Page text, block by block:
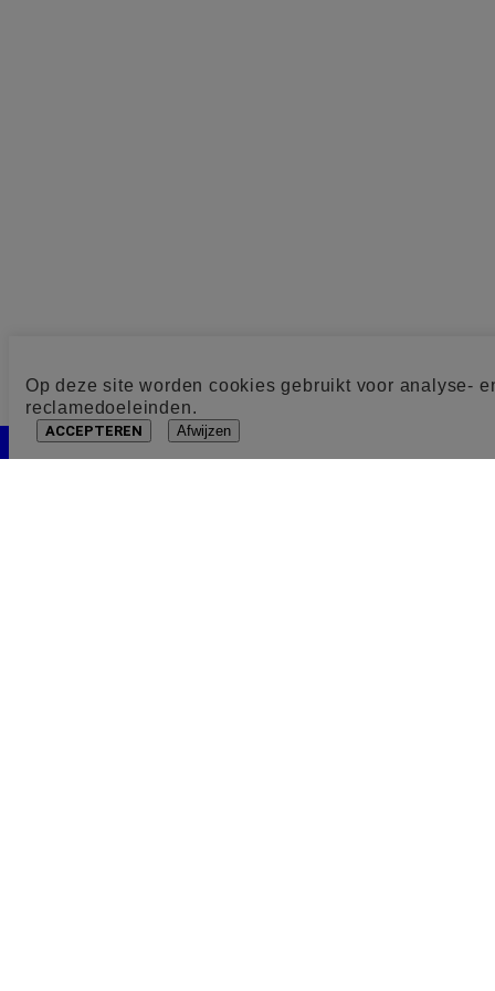
Op deze site worden cookies gebruikt voor analyse-
reclamedoeleinden.
ACCEPTEREN Afwijzen
Cookie toestemming